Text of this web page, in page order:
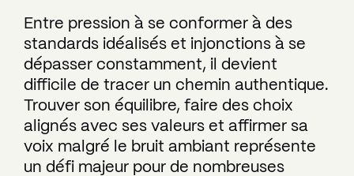
Entre pression à se conformer à des
standards idéalisés et injonctions à se
dépasser constamment, il devient
difficile de tracer un chemin authentique.
Trouver son équilibre, faire des choix
alignés avec ses valeurs et affirmer sa
voix malgré le bruit ambiant représente
un défi majeur pour de nombreuses